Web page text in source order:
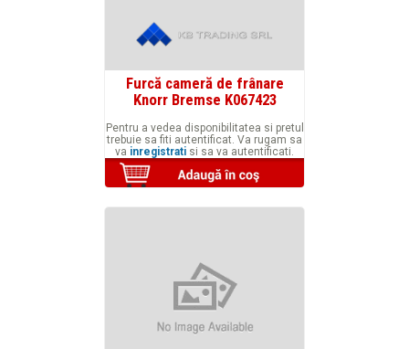
Furcă cameră de frânare
Knorr Bremse K067423
Pentru a vedea disponibilitatea si pretul
trebuie sa fiti autentificat. Va rugam sa
va inregistrati si sa va autentificati.